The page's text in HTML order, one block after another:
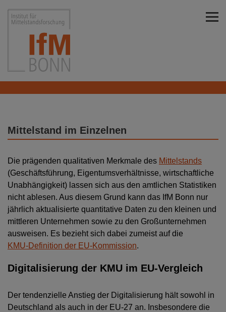
Institut für Mittelstandsforschung Bonn
Mittelstand im Einzelnen
Die prägenden qualitativen Merkmale des Mittelstands
(Geschäftsführung, Eigentumsverhältnisse, wirtschaftliche
Unabhängigkeit) lassen sich aus den amtlichen Statistiken
nicht ablesen. Aus diesem Grund kann das IfM Bonn nur
jährlich aktualisierte quantitative Daten zu den kleinen und
mittleren Unternehmen sowie zu den Großunternehmen
ausweisen. Es bezieht sich dabei zumeist auf die
KMU-Definition der EU-Kommission.
Digitalisierung der KMU im EU-Vergleich
Der tendenzielle Anstieg der Digitalisierung hält sowohl in
Deutschland als auch in der EU-27 an. Insbesondere die